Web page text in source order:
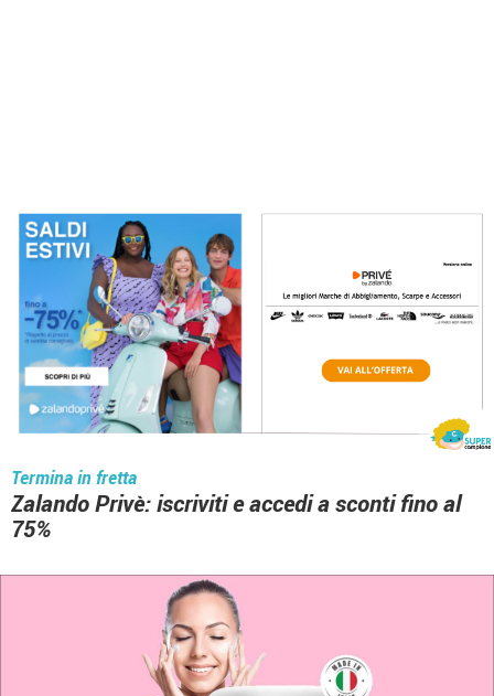
Termina in fretta
Zalando Privè: iscriviti e accedi a sconti fino al
75%